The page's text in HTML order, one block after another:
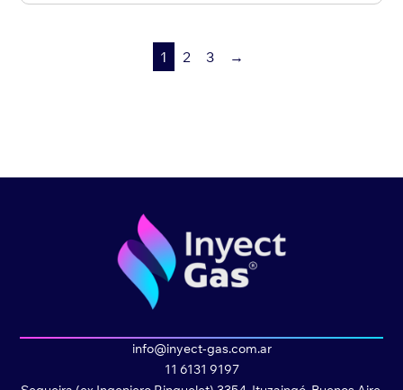
1 2 3 →
info@inyect-gas.com.ar
11 6131 9197